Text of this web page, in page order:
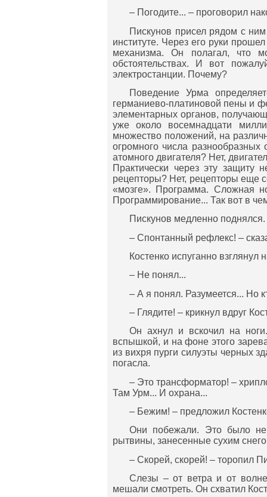
– Погодите... – проговорил
Пискунов присел рядом с
институте. Через его руки
механизма. Он полагал, что
обстоятельствах. И вот
электростанции. Почему?
Поведение Урма
германиево-платиновой пены и
элементарных органов,
уже около восемнадцати
множество положений, на
огромного числа
атомного двигателя? Нет,
Практически через эту защиту
рецепторы? Нет, рецепторы еще
«мозге». Программа. Сложная
Программирование... Так вот в
Пискунов медленно поднялся.
– Спонтанный рефлекс! –
Костенко испуганно взглянул
– Не понял...
– А я понял. Разумеется... Но
– Глядите! – крикнул вдруг
Он ахнул и вскочил на
вспышкой, и на фоне этого
из вихря пурги силуэты черных
погасла.
– Это трансформатор! –
Там Урм... И охрана...
– Бежим! – предложил
Они побежали. Это было не
рытвины, занесенные сухим
– Скорей, скорей! – торопил
Слезы – от ветра и от
мешали смотреть. Он схватил